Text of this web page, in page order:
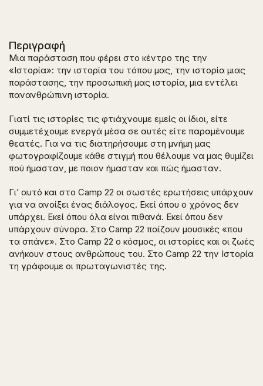
Περιγραφή
Μια παράσταση που φέρει στο κέντρο της την
«Ιστορία»: την ιστορία του τόπου μας, την ιστορία μιας
παράστασης, την προσωπική μας ιστορία, μια εντέλει
πανανθρώπινη ιστορία.
Γιατί τις ιστορίες τις φτιάχνουμε εμείς οι ίδιοι, είτε
συμμετέχουμε ενεργά μέσα σε αυτές είτε παραμένουμε
θεατές. Για να τις διατηρήσουμε στη μνήμη μας
φωτογραφίζουμε κάθε στιγμή που θέλουμε να μας θυμίζει
πού ήμασταν, με ποιον ήμασταν και πώς ήμασταν.
Γι’ αυτό και στο Camp 22 οι σωστές ερωτήσεις υπάρχουν
για να ανοίξει ένας διάλογος. Εκεί όπου ο χρόνος δεν
υπάρχει. Εκεί όπου όλα είναι πιθανά. Εκεί όπου δεν
υπάρχουν σύνορα. Στο Camp 22 παίζουν μουσικές «που
τα σπάνε». Στο Camp 22 ο κόσμος, οι ιστορίες και οι ζωές
ανήκουν στους ανθρώπους του. Στο Camp 22 την Ιστορία
τη γράφουμε οι πρωταγωνιστές της.